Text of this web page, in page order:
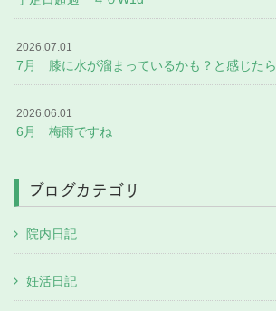
2026.07.01
7月 膝に水が溜まっているかも？と感じたら
2026.06.01
6月 梅雨ですね
ブログカテゴリ
院内日記
妊活日記